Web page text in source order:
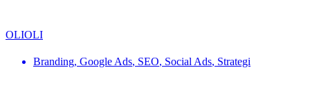
OLIOLI
Branding, Google Ads, SEO, Social Ads, Strategi